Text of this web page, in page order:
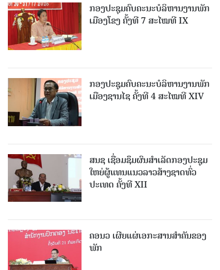
ກອງປະຊຸມຄົບຄະນະບໍລິຫານງານພັກ
ເມືອງໂຂງ ຄັ້ງທີ 7 ສະໄໝທີ IX
ກອງປະຊຸມຄົບຄະນະບໍລິຫານງານພັກ
ເມືອງຊານ​ໄຊ ຄັ້ງທີ 4 ສະໄໝທີ XIV
ສນຊ ເຊື່ອມຊຶມຜົນສໍາເລັດກອງປະຊຸມ
ໃຫຍ່ຜູ້ແທນແນວລາວສ້າງຊາດທົ່ວ
ປະເທດ ຄັ້ງທີ XII
ຄອນວ ເຜີຍແຜ່ເອກະສານສໍາຄັນຂອງ
ພັກ